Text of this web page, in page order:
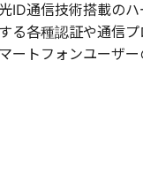
ID通信技術搭載のハ
る各種認証や通信プ
ートフォンユーザー